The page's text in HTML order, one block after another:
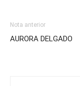
Nota anterior
AURORA DELGADO